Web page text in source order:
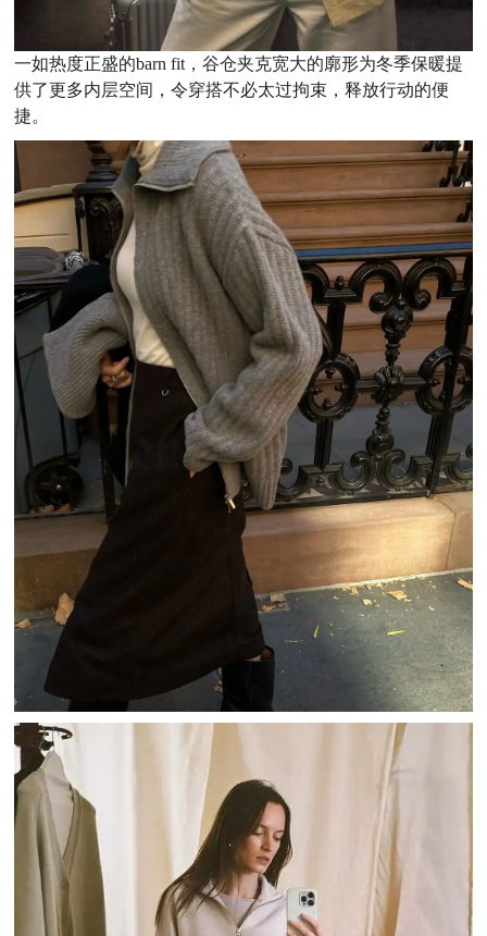
一如热度正盛的barn fit，谷仓夹克宽大的廓形为冬季保暖提
供了更多内层空间，令穿搭不必太过拘束，释放行动的便
捷。